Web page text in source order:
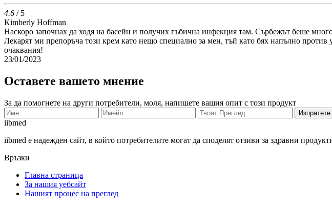
4.6 / 5
Kimberly Hoffman
Наскоро започнах да ходя на басейн и получих гъбична инфекция там. Сърбежът беше
Лекарят ми препоръча този крем като нещо специално за мен, тъй като бях напълно
очаквания!
23/01/2023
Оставете вашето мнение
За да помогнете на други потребители, моля, напишете вашия опит с този продукт
iibmed
iibmed е надежден сайт, в който потребителите могат да споделят отзиви за здравни
Връзки
Главна страница
За нашия уебсайт
Нашият процес на преглед